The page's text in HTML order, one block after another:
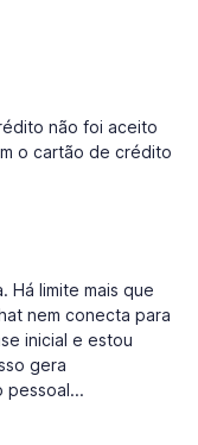
não foi aceito
o cartão de crédito
Há limite mais que
nem conecta para
inicial e estou
gera
pessoal...